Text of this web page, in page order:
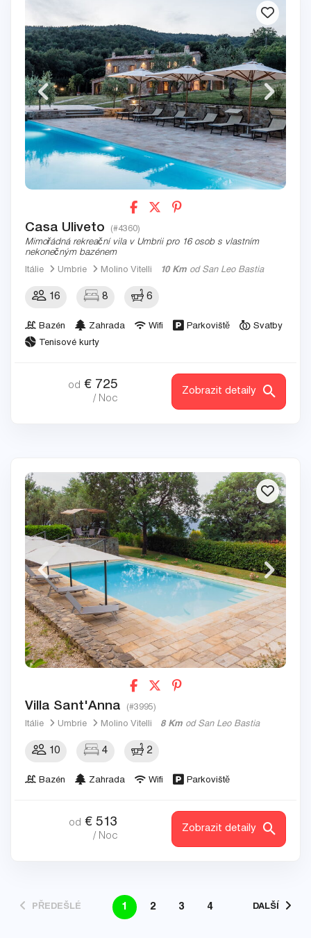
Casa Uliveto (#4360)
Mimořádná rekreační vila v Umbrii pro 16 osob s vlastním
nekonečným bazénem
Itálie
Umbrie Molino Vitelli 10 Km od San Leo Bastia
16 8 6
Bazén Zahrada Wifi Parkoviště
Svatby
Tenisové kurty
od € 725
/ Noc
Zobrazit detaily
Villa Sant'Anna (#3995)
Itálie Umbrie Molino Vitelli 8 Km od San Leo Bastia
10 4 2
Bazén Zahrada Wifi Parkoviště
od € 513
/ Noc
Zobrazit detaily
PŘEDEŠLÉ 1 2 3 4 DALŠÍ